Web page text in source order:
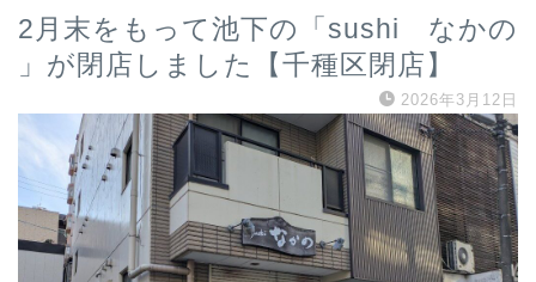
2月末をもって池下の「sushi なかの
」が閉店しました【千種区閉店】
2026年3月12日